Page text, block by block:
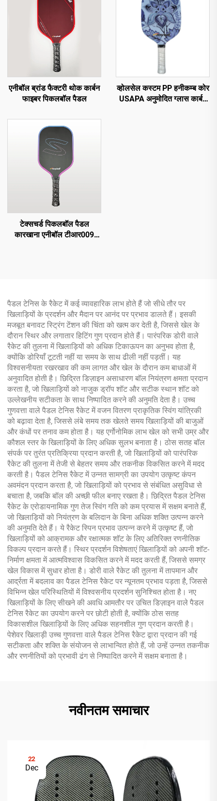
एनीबॉल ब्रांड फैक्टरी थोक कार्बन
फाइबर पिकलबॉल पैडल
व्होलसेल कस्टम PP हनीकम्ब कोर
USAPA अनुमोदित ग्लास कार्बन
टेक्सचर्ड पिकलबॉल पैडल
कारखाना एनीबॉल टीआर009
पैडल टेनिस के रैकेट में कई व्यावहारिक लाभ होते हैं जो सीधे तौर पर
खिलाड़ियों के प्रदर्शन और मैदान पर आनंद पर प्रभाव डालते हैं। इसकी
मजबूत बनावट स्ट्रिंग टेंशन की चिंता को खत्म कर देती है, जिससे खेल के
दौरान स्थिर और लगातार हिटिंग गुण प्रदान होते हैं। पारंपरिक डोरी वाले
रैकेट की तुलना में खिलाड़ियों को अधिक टिकाऊपन का अनुभव होता है,
क्योंकि डोरियाँ टूटती नहीं या समय के साथ ढीली नहीं पड़तीं। यह
विश्वसनीयता रखरखाव की कम लागत और खेल के दौरान कम बाधाओं में
अनुवादित होती है। छिद्रित डिज़ाइन असाधारण बॉल नियंत्रण क्षमता प्रदान
करता है, जो खिलाड़ियों को नाजुक ड्रॉप शॉट और सटीक स्थान शॉट को
उल्लेखनीय सटीकता के साथ निष्पादित करने की अनुमति देता है। उच्च
गुणवत्ता वाले पैडल टेनिस रैकेट में वजन वितरण प्राकृतिक स्विंग यांत्रिकी
को बढ़ावा देता है, जिससे लंबे समय तक खेलते समय खिलाड़ियों की बाजुओं
और कंधों पर तनाव कम होता है। यह एर्गोनोमिक लाभ खेल को सभी उम्र और
कौशल स्तर के खिलाड़ियों के लिए अधिक सुलभ बनाता है। ठोस सतह बॉल
संपर्क पर तुरंत प्रतिक्रिया प्रदान करती है, जो खिलाड़ियों को पारंपरिक
रैकेट की तुलना में तेजी से बेहतर समय और तकनीक विकसित करने में मदद
करती है। पैडल टेनिस रैकेट में उन्नत सामग्री का उपयोग उत्कृष्ट कंपन
अवमंदन प्रदान करता है, जो खिलाड़ियों को प्रभाव से संबंधित असुविधा से
बचाता है, जबकि बॉल की अच्छी फील बनाए रखता है। छिद्रित पैडल टेनिस
रैकेट के एरोडायनामिक गुण तेज स्विंग गति को कम प्रयास में सक्षम बनाते हैं,
जो खिलाड़ियों को नियंत्रण के बलिदान के बिना अधिक शक्ति उत्पन्न करने
की अनुमति देते हैं। ये रैकेट स्पिन प्रभाव उत्पन्न करने में उत्कृष्ट हैं, जो
खिलाड़ियों को आक्रामक और रक्षात्मक शॉट के लिए अतिरिक्त रणनीतिक
विकल्प प्रदान करते हैं। स्थिर प्रदर्शन विशेषताएं खिलाड़ियों को अपनी शॉट-
निर्माण क्षमता में आत्मविश्वास विकसित करने में मदद करती हैं, जिससे समग्र
खेल विकास में सुधार होता है। डोरी वाले रैकेट की तुलना में तापमान और
आर्द्रता में बदलाव का पैडल टेनिस रैकेट पर न्यूनतम प्रभाव पड़ता है, जिससे
विभिन्न खेल परिस्थितियों में विश्वसनीय प्रदर्शन सुनिश्चित होता है। नए
खिलाड़ियों के लिए सीखने की अवधि आमतौर पर उचित डिज़ाइन वाले पैडल
टेनिस रैकेट का उपयोग करने पर छोटी होती है, क्योंकि ठोस सतह
विकासशील खिलाड़ियों के लिए अधिक सहनशील गुण प्रदान करती है।
पेशेवर खिलाड़ी उच्च गुणवत्ता वाले पैडल टेनिस रैकेट द्वारा प्रदान की गई
सटीकता और शक्ति के संयोजन से लाभान्वित होते हैं, जो उन्हें उन्नत तकनीक
और रणनीतियों को प्रभावी ढंग से निष्पादित करने में सक्षम बनाता है।
नवीनतम समाचार
22
Dec